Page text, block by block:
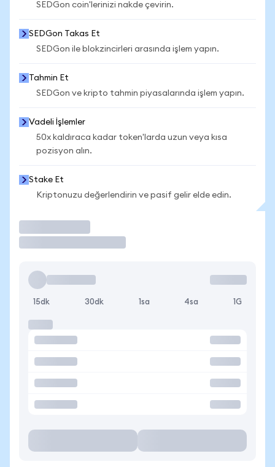
SEDGon coin'lerinizi nakde çevirin.
SEDGon Takas Et
SEDGon ile blokzincirleri arasında işlem yapın.
Tahmin Et
SEDGon ve kripto tahmin piyasalarında işlem yapın.
Vadeli İşlemler
50x kaldıraca kadar token'larda uzun veya kısa
pozisyon alın.
Stake Et
Kriptonuzu değerlendirin ve pasif gelir elde edin.
15dk 30dk 1sa 4sa 1G